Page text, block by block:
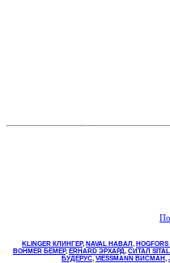
KLINGER КЛИНГЕР, NAVAL НАВАЛ ,
BOHMER БЕМЕР, ERHARD ЭРХАРД, СИТАЛ SITAL
БУДЕРУС, VIESSMANN ВИСМАН ,